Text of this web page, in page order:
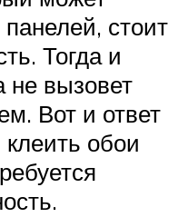
стоит
Тогда и
не вызовет
Вот и ответ
обои